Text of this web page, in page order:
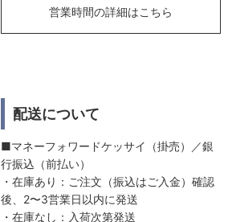
営業時間の詳細はこちら
配送について
■マネーフォワードケッサイ（掛売）／銀
行振込（前払い）
・在庫あり：ご注文（振込はご入金）確認
後、2〜3営業日以内に発送
・在庫なし：入荷次第発送